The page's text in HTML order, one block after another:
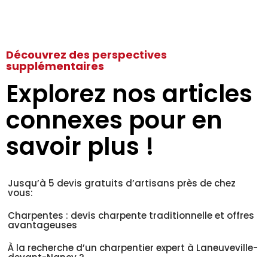
Découvrez des perspectives
supplémentaires
Explorez nos articles
connexes pour en
savoir plus !
Jusqu’à 5 devis gratuits d’artisans près de chez
vous:
Charpentes : devis charpente traditionnelle et offres
avantageuses
À la recherche d’un charpentier expert à Laneuveville-